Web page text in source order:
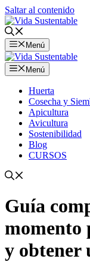
Saltar al contenido
Menú
Menú
Huerta
Cosecha y
Apicultura
Avicultura
Sostenibilidad
Blog
CURSOS
Guía
momento
y obtener